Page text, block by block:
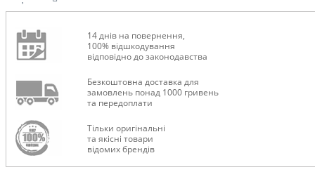
14 днів на повернення,
100% відшкодування
відповідно до законодавства
Безкоштовна доставка для
замовлень понад 1000 гривень
та передоплати
Тільки оригінальні
та якісні товари
відомих брендів